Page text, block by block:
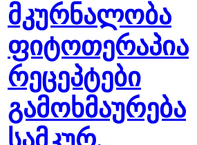
მკურნალობა
ფიტოთერაპია
რეცეპტები
გამოხმაურება